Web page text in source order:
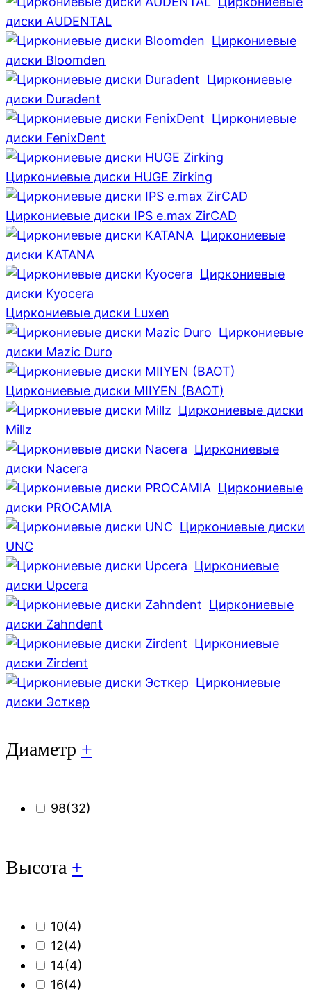
диски AUDENTAL
Циркониевые
диски Bloomden
Циркониевые
диски Duradent
Циркониевые
диски FenixDent
Циркониевые диски HUGE Zirking
Циркониевые диски IPS e.max ZirCAD
Циркониевые
диски KATANA
Циркониевые
диски Kyocera
Циркониевые диски Luxen
Циркониевые
диски Mazic Duro
Циркониевые диски MIIYEN (BAOT)
Циркониевые диски
Millz
Циркониевые
диски Nacera
Циркониевые
диски PROCAMIA
Циркониевые диски
UNC
Циркониевые
диски Upcera
Циркониевые
диски Zahndent
Циркониевые
диски Zirdent
Циркониевые
диски Эсткер
Диаметр +
98(32)
Высота +
10(4)
12(4)
14(4)
16(4)